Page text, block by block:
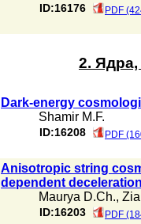
ID:16176 PDF
2. Ядра,
Dark-energy
Shamir M.F.
ID:16208 PDF
Anisotropic string
dependent
Maurya D.Ch.,
ID:16203 PDF